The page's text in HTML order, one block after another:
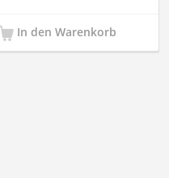
In den Warenkorb